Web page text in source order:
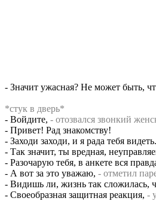
- Значит ужасная? Не может быть,
*стук в дверь*
- Войдите, - отозвался звонкий
- Привет! Рад знакомству!
- Заходи заходи, и я рада тебя
- Так значит, ты вредная,
- Разочарую тебя, в анкете вся
- А вот за это уважаю, - отметил
- Видишь ли, жизнь так сложилась,
- Своеобразная защитная реакция, -